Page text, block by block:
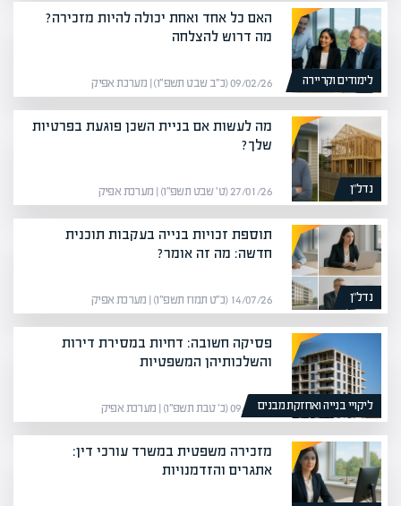
לימודים וקריירה
האם כל אחד ואחת יכולה להיות מזכירה?
מה דרוש להצלחה
09/02/26 (כ״ב שבט תשפ״ו) | מערכת אפיק
נדל”ן
מה לעשות אם בניית השכן פוגעת בפרטיות
שלך?
27/01/26 (ט׳ שבט תשפ״ו) | מערכת אפיק
נדל”ן
תוספת זכויות בנייה בעקבות תוכנית
חדשה: מה זה אומר?
14/07/26 (כ״ט תמוז תשפ״ו) | מערכת אפיק
ליקויי בנייה ואחזקת מבנים
פסיקה חשובה: דחיות במסירת דירות
והשלכותיהן המשפטיות
09/01/26 (כ׳ טבת תשפ״ו) | מערכת אפיק
מזכירה משפטית במשרד עורכי דין:
אתגרים והזדמנויות